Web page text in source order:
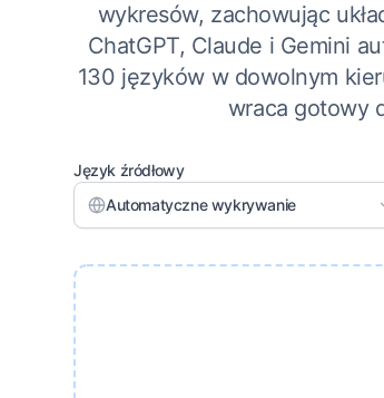
wykresów, zachowując
ChatGPT, Claude i Gemini
130 języków w dowolnym
wraca gotowy
Język źródłowy
Automatyczne wykrywanie